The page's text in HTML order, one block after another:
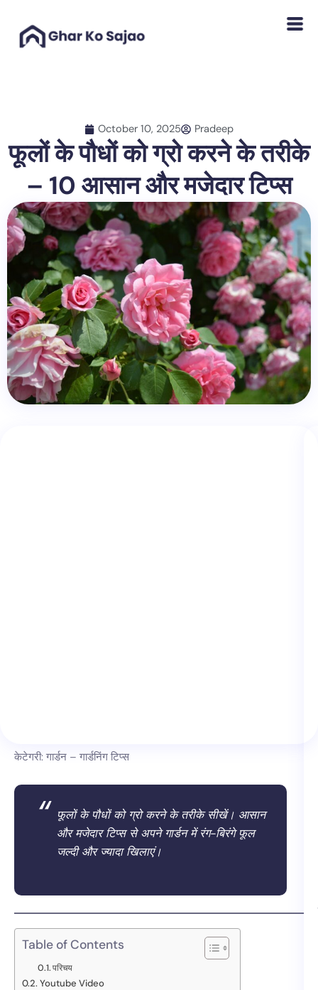
content
October 10, 2025 Pradeep
फूलों के पौधों को ग्रो करने के तरीके
– 10 आसान और मजेदार टिप्स
केटेगरी: गार्डन – गार्डनिंग टिप्स
फूलों के पौधों को ग्रो करने के तरीके सीखें। आसान
और मजेदार टिप्स से अपने गार्डन में रंग-बिरंगे फूल
जल्दी और ज्यादा खिलाएं।
Table of Contents
परिचय
Youtube Video